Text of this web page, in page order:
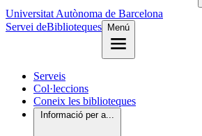
Universitat Autònoma de Barcelona
Servei deBiblioteques Menú
Serveis
Col·leccions
Coneix les biblioteques
Informació per a...